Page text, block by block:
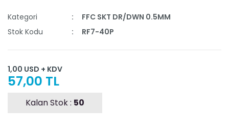
Kategori
FFC SKT DR/DWN 0.5MM
Stok Kodu
RF7-40P
1,00 USD + KDV
57,00 TL
Kalan Stok : 50